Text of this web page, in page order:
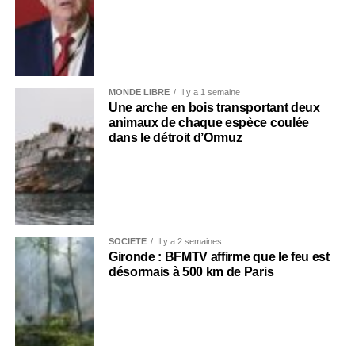
MONDE LIBRE Il y a 1 semaine
Une arche en bois transportant deux
animaux de chaque espèce coulée
dans le détroit d’Ormuz
SOCIÉTÉ Il y a 2 semaines
Gironde : BFMTV affirme que le feu est
désormais à 500 km de Paris